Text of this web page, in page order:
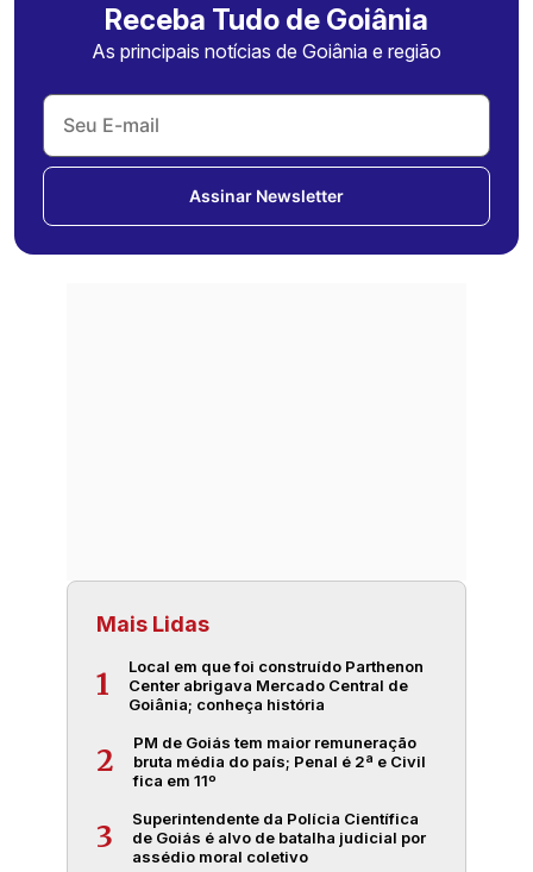
Receba Tudo de Goiânia
As principais notícias de Goiânia e região
Assinar Newsletter
Mais Lidas
1
Local em que foi construído Parthenon
Center abrigava Mercado Central de
Goiânia; conheça história
2
PM de Goiás tem maior remuneração
bruta média do país; Penal é 2ª e Civil
fica em 11º
3
Superintendente da Polícia Científica
de Goiás é alvo de batalha judicial por
assédio moral coletivo